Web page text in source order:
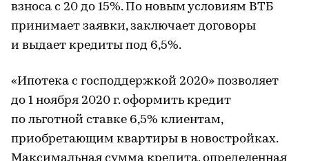
взноса с 20 до 15%. По новым условиям ВТБ
принимает заявки, заключает договоры
и выдает кредиты под 6,5%.
«Ипотека с господдержкой 2020» позволяет
до 1 ноября 2020 г. оформить кредит
по льготной ставке 6,5% клиентам,
приобретающим квартиры в новостройках.